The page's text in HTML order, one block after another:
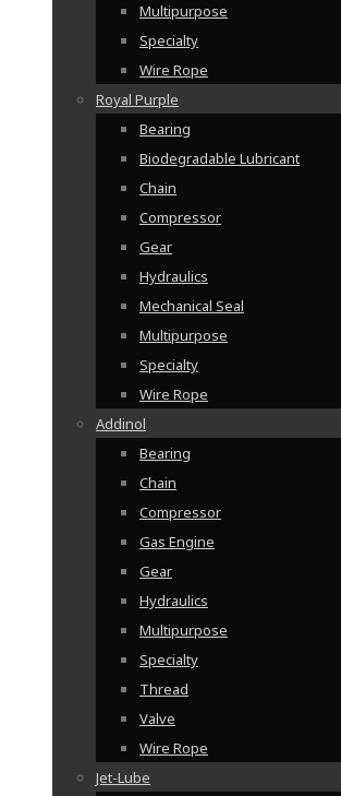
Multipurpose
Specialty
Wire Rope
Royal Purple
Bearing
Biodegradable Lubricant
Chain
Compressor
Gear
Hydraulics
Mechanical Seal
Multipurpose
Specialty
Wire Rope
Addinol
Bearing
Chain
Compressor
Gas Engine
Gear
Hydraulics
Multipurpose
Specialty
Thread
Valve
Wire Rope
Jet-Lube